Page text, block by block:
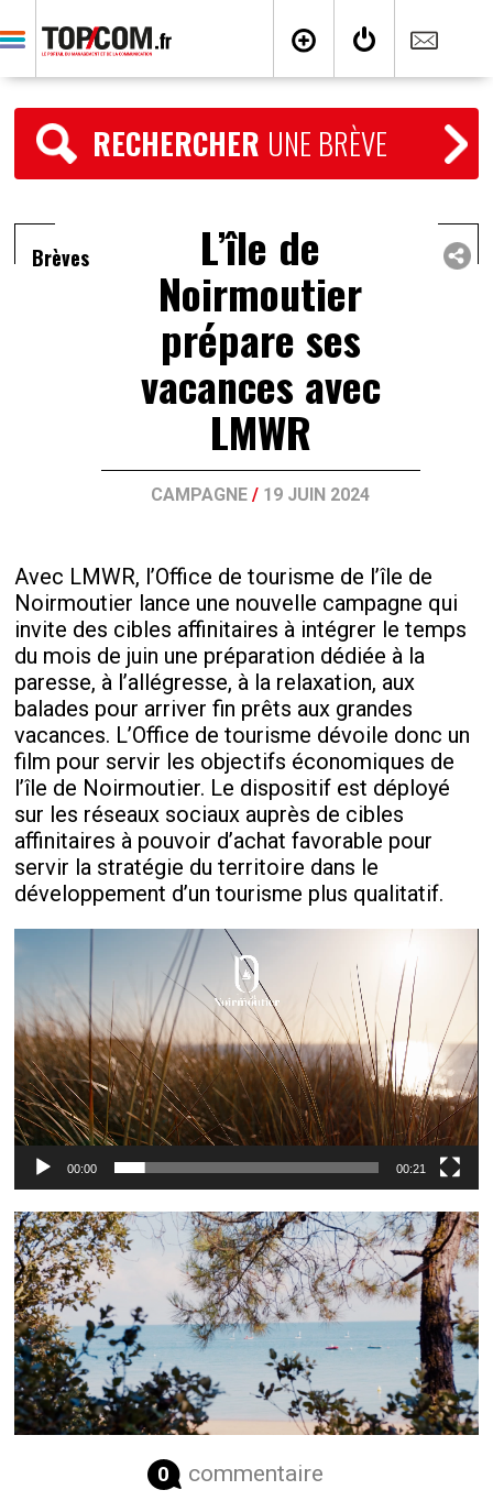
RECHERCHER UNE BRÈVE
Brèves L’île de
Noirmoutier
prépare ses
vacances avec
LMWR
CAMPAGNE / 19 JUIN 2024
Avec LMWR, l’Office de tourisme de l’île de
Noirmoutier lance une nouvelle campagne qui
invite des cibles affinitaires à intégrer le temps
du mois de juin une préparation dédiée à la
paresse, à l’allégresse, à la relaxation, aux
balades pour arriver fin prêts aux grandes
vacances. L’Office de tourisme dévoile donc un
film pour servir les objectifs économiques de
l’île de Noirmoutier. Le dispositif est déployé
sur les réseaux sociaux auprès de cibles
affinitaires à pouvoir d’achat favorable pour
servir la stratégie du territoire dans le
développement d’un tourisme plus qualitatif.
00:00 00:21
0 commentaire